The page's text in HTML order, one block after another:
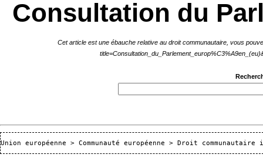
Consultation du
Cet article est une ébauche relative au droit communautaire, vous
Union européenne > Communauté européenne > Droit